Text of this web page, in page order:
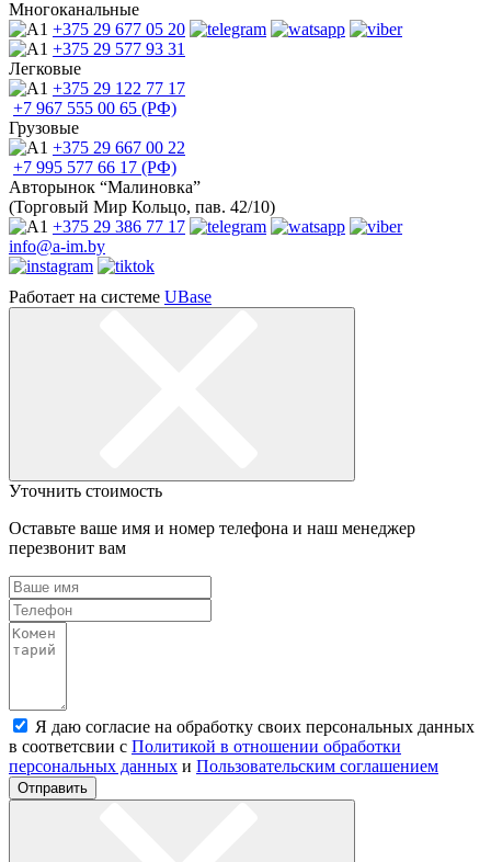
Многоканальные
+375 29 677 05 20
+375 29 577 93 31
Легковые
+375 29 122 77 17
+7 967 555 00 65 (РФ)
Грузовые
+375 29 667 00 22
+7 995 577 66 17 (РФ)
Авторынок “Малиновка”
(Торговый Мир Кольцо, пав. 42/10)
+375 29 386 77 17
info@a-im.by
Работает на системе UBase
Уточнить стоимость
Оставьте ваше имя и номер телефона и наш менеджер
перезвонит вам
Я даю согласие на обработку своих персональных данных
в соответсвии с Политикой в отношении обработки
персональных данных и Пользовательским соглашением
Отправить